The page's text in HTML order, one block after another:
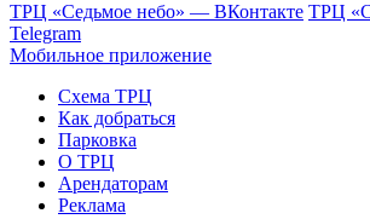
ТРЦ «Седьмое небо» — ВКонтакте ТРЦ
Telegram
Мобильное приложение
Схема ТРЦ
Как добраться
Парковка
О ТРЦ
Арендаторам
Реклама